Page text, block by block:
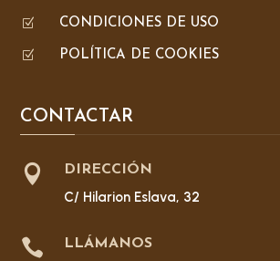
Z CONDICIONES DE USO
Z POLÍTICA DE COOKIES
CONTACTAR
 DIRECCIÓN
C/ Hilarion Eslava, 32
 LLÁMANOS